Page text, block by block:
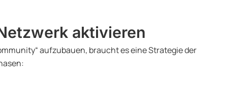
aktivieren
aufzubauen, braucht es eine Strategie der